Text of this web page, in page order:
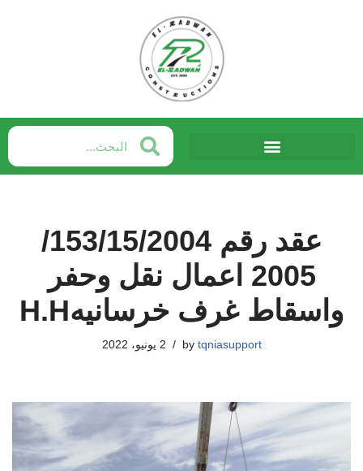
عقد رقم 153/15/2004/
2005 اعمال نقل وحفر
واسقاط غرف خرسانيهH.H
by tqniasupport 2 يونيو، 2022